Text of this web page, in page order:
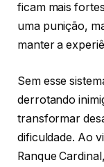
ficam mais
uma punição,
manter a
Sem esse
derrotando
transformar
dificuldade. Ao
Ranque